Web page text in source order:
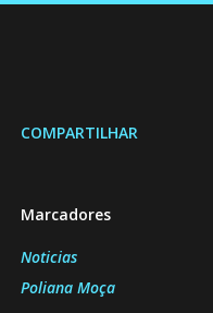
COMPARTILHAR
Marcadores
Noticias
Poliana Moça